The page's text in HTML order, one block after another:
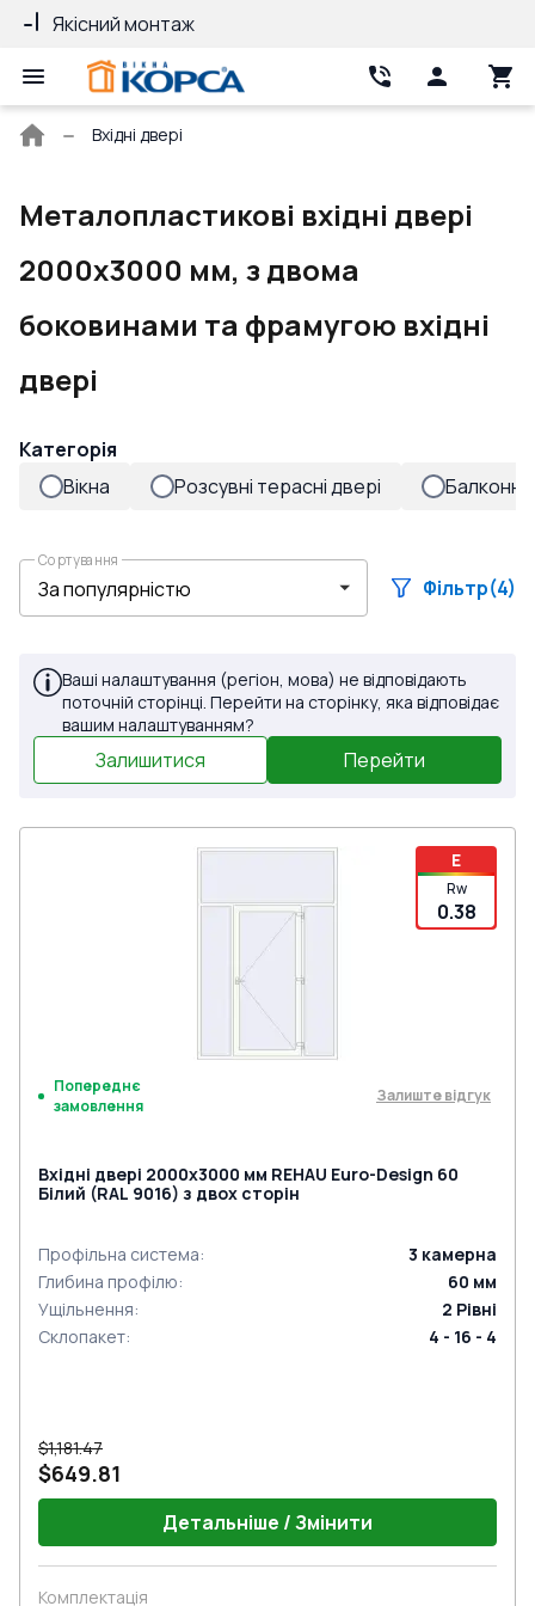
Якісний монтаж
Головна
Вхідні двері
Металопластикові вхідні двері
2000x3000 мм, з двома
боковинами та фрамугою вхідні
двері
Категорія
Вікна
Розсувні терасні двері Балконні
Сортування
Фільтр(4)
Ваші налаштування (регіон, мова) не відповідають
поточній сторінці. Перейти на сторінку, яка відповідає
вашим налаштуванням?
Залишитися Перейти
E
Rw
0.38
Попереднє
замовлення
Залиште відгук
Вхідні двері 2000x3000 мм REHAU Euro-Design 60
Білий (RAL 9016) з двох сторін
Профільна система: 3 камерна
Глибина профілю: 60 мм
Ущільнення: 2 Рівні
Склопакет: 4 - 16 - 4
$1,181.47
$649.81
Детальніше / Змінити
Комплектація